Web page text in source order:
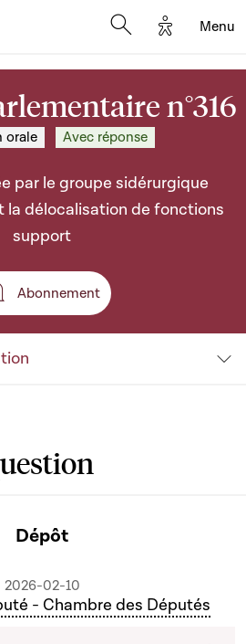
Options
Menu
n°316
orale Avec réponse
par le groupe sidérurgique
la délocalisation de fonctions
support
Abonnement
Abonnement
Dépôt
2026-02-10
- Chambre des Députés